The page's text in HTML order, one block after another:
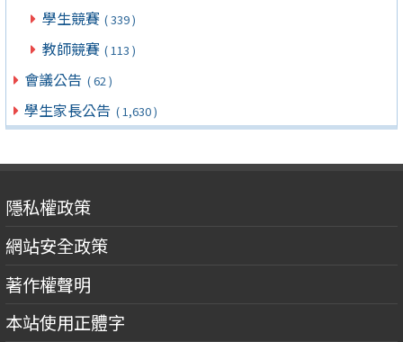
學生競賽 ( 339 )
教師競賽 ( 113 )
會議公告 ( 62 )
學生家長公告 ( 1,630 )
隱私權政策
網站安全政策
著作權聲明
本站使用正體字